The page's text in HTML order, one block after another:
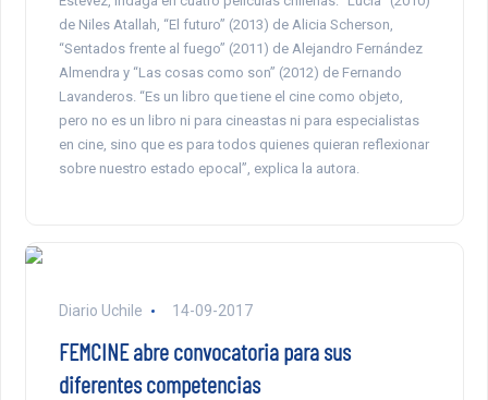
de Niles Atallah, “El futuro” (2013) de Alicia Scherson,
“Sentados frente al fuego” (2011) de Alejandro Fernández
Almendra y “Las cosas como son” (2012) de Fernando
Lavanderos. “Es un libro que tiene el cine como objeto,
pero no es un libro ni para cineastas ni para especialistas
en cine, sino que es para todos quienes quieran reflexionar
sobre nuestro estado epocal”, explica la autora.
Diario Uchile 14-09-2017
FEMCINE abre convocatoria para sus
diferentes competencias